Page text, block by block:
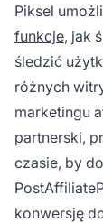
Piksel
funkcje, jak
śledzić
różnych
marketingu
partnerski,
czasie, by
konwersję